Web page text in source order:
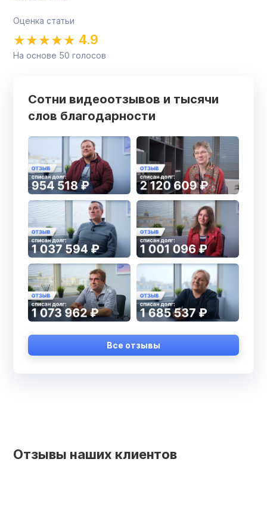
Оценка статьи
4.9
На основе 50 голосов
Сотни видеоотзывов и тысячи
слов благодарности
Все отзывы
Отзывы наших клиентов